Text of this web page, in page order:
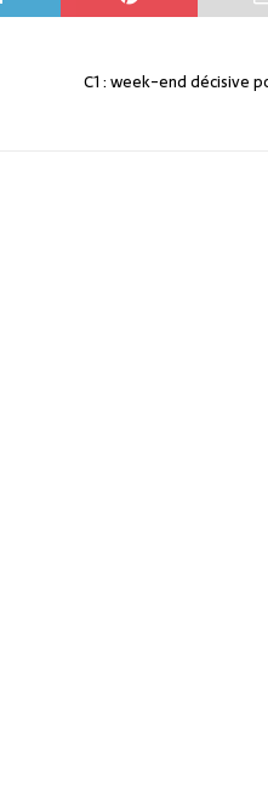
C1 : week-end décisive